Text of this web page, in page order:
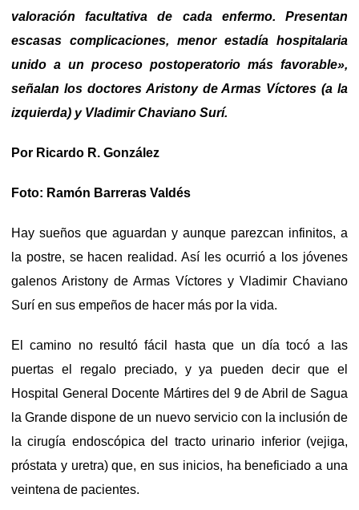
valoración facultativa de cada enfermo. Presentan
escasas complicaciones, menor estadía hospitalaria
unido a un proceso postoperatorio más favorable»,
señalan los doctores Aristony de Armas Víctores (a la
izquierda) y Vladimir Chaviano Surí.
Por Ricardo R. González
Foto: Ramón Barreras Valdés
Hay sueños que aguardan y aunque parezcan infinitos, a
la postre, se hacen realidad. Así les ocurrió a los jóvenes
galenos Aristony de Armas Víctores y Vladimir Chaviano
Surí en sus empeños de hacer más por la vida.
El camino no resultó fácil hasta que un día tocó a las
puertas el regalo preciado, y ya pueden decir que el
Hospital General Docente Mártires del 9 de Abril de Sagua
la Grande dispone de un nuevo servicio con la inclusión de
la cirugía endoscópica del tracto urinario inferior (vejiga,
próstata y uretra) que, en sus inicios, ha beneficiado a una
veintena de pacientes.